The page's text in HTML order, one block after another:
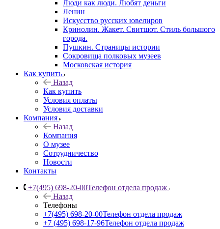
Люди как люди. Любят деньги
Ленин
Искусство русских ювелиров
Кринолин. Жакет. Свитшот. Стиль большого
города.
Пушкин. Страницы истории
Сокровища полковых музеев
Московская история
Как купить
Назад
Как купить
Условия оплаты
Условия доставки
Компания
Назад
Компания
О музее
Сотрудничество
Новости
Контакты
+7(495) 698-20-00Телефон отдела продаж
Назад
Телефоны
+7(495) 698-20-00Телефон отдела продаж
+7 (495) 698-17-96Телефон отдела продаж